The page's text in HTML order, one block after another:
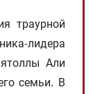
траурной
лидера
Али
семьи. В